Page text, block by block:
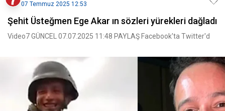
07 Temmuz 2025 12:53
Şehit Üsteğmen Ege Akar ın sözleri yürekleri dağladı
Video7 GÜNCEL 07.07.2025 11:48 PAYLAŞ Facebook'ta Twitter'd